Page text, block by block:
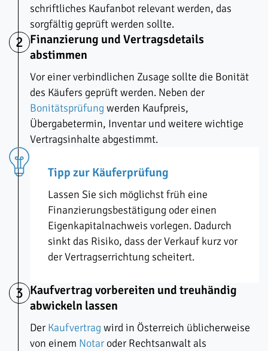
schriftliches Kaufanbot relevant werden, das
sorgfältig geprüft werden sollte.
2 Finanzierung und Vertragsdetails
abstimmen
Vor einer verbindlichen Zusage sollte die Bonität
des Käufers geprüft werden. Neben der
Bonitätsprüfungwerden Kaufpreis,
Übergabetermin, Inventar und weitere wichtige
Vertragsinhalte abgestimmt.
Tipp zur Käuferprüfung
Lassen Sie sich möglichst früh eine
Finanzierungsbestätigung oder einen
Eigenkapitalnachweis vorlegen. Dadurch
sinkt das Risiko, dass der Verkauf kurz vor
der Vertragserrichtung scheitert.
3 Kaufvertrag vorbereiten und treuhändig
abwickeln lassen
Der Kaufvertragwird in Österreich üblicherweise
von einem Notar oder Rechtsanwalt als